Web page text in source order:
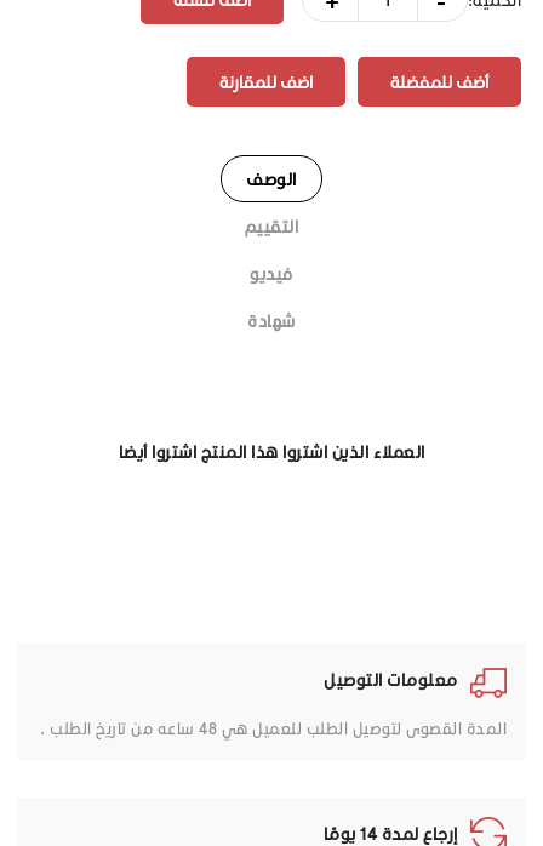
أضف للمفضلة اضف للمقارنة
الوصف
التقييم
فيديو
شهادة
العملاء الذين اشتروا هذا المنتج اشتروا أيضا
معلومات التوصيل
المدة القصوى لتوصيل الطلب للعميل هي 48 ساعه من تاريخ الطلب .
إرجاع لمدة 14 يومًا